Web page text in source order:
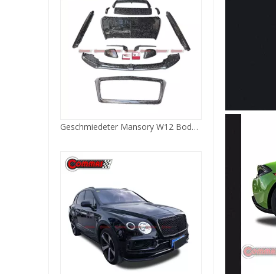
Karbonfaser W12 Limited Edition Bodykit für Bentley Bentayga